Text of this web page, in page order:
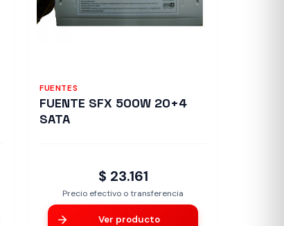
FUENTES
FUENTE SFX 500W 20+4
SATA
$ 23.161
Precio efectivo o transferencia
Ver producto